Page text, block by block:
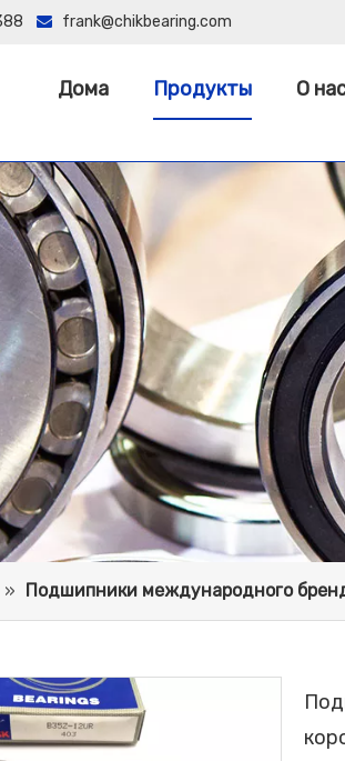
 frank@chikbearing.com
Дома Продукты О
» Подшипники международного